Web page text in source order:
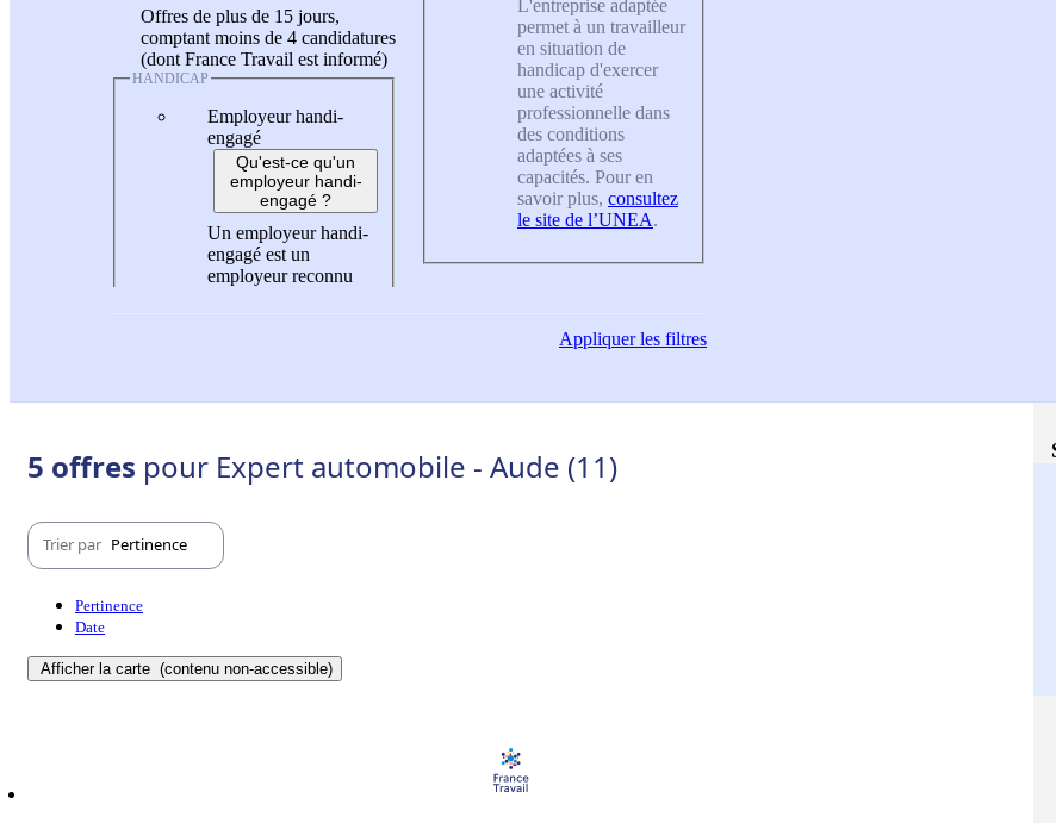
Offres de plus de 15 jours,
comptant moins de 4 candidatures
(dont France Travail est informé)
HANDICAP
Employeur handi-
engagé
Qu'est-ce qu'un
employeur handi-
engagé ?
Un employeur handi-
engagé est un
employeur reconnu
L'entreprise adaptée
permet à un travailleur
en situation de
handicap d'exercer
une activité
professionnelle dans
des conditions
adaptées à ses
capacités. Pour en
savoir plus, consultez
le site de l’UNEA.
Appliquerles filtres
5 offres pour Expert automobile - Aude (11)
Trier par Pertinence
Pertinence
Date
Afficher la carte (contenu non-accessible)